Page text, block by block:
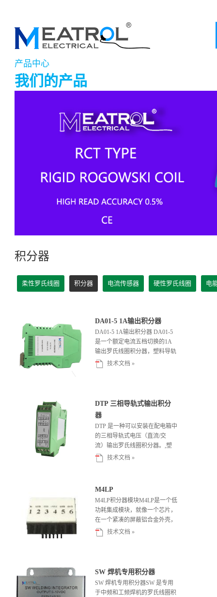
产品中心
我们的产品
积分器
柔性罗氏线圈 积分器 电流传感器 硬性罗氏线圈 电
DA01-5 1A输出积分器
DA01-5 1A输出积分器 DA01-5
是一个额定电流五档切换的1A
输出罗氏线圈积分器，塑料导轨
式外壳, 可...
技术文档 »
DTP 三相导轨式输出积分
器
DTP 是一种可以安装在配电箱中
的三相导轨式电压（直流/交
流）输出罗氏线圈积分器。,塑
料导轨式外壳, 可直接电源供
技术文档 »
M4LP
M4LP积分器模块M4LP是一个低
功耗集成模块，就像一个芯片，
在一个紧凑的屏蔽铝合金外壳，
正负电源供应。
技术文档 »
SW 焊机专用积分器
SW 焊机专用积分器SW 是专用
于中频和工频焊机的罗氏线圈积